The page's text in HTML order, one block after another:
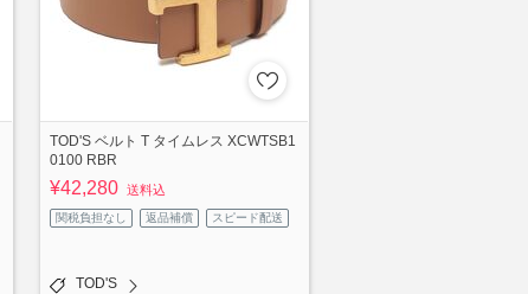
TOD'S ベルト T タイムレス XCWTSB1
0100 RBR
¥42,280 送料込
関税負担なし 返品補償 スピード配送
TOD'S